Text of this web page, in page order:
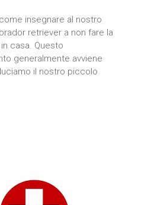
insegnare al nostro
retriever a non fare la
casa. Questo
generalmente avviene
il nostro piccolo